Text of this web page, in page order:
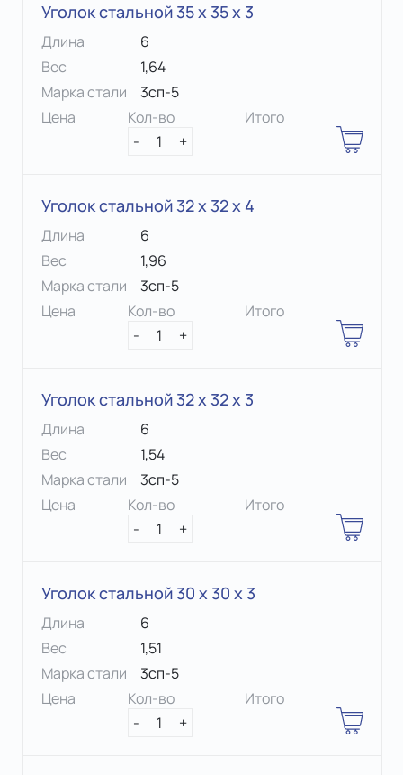
Уголок стальной 35 х 35 x 3
Длина
6
Вес
1,64
Марка стали
3сп-5
Цена
Кол-во
-
1 +
Итого
Уголок стальной 32 х 32 x 4
Длина
6
Вес
1,96
Марка стали
3сп-5
Цена
Кол-во
-
1 +
Итого
Уголок стальной 32 х 32 x 3
Длина
6
Вес
1,54
Марка стали
3сп-5
Цена
Кол-во
-
1 +
Итого
Уголок стальной 30 х 30 x 3
Длина
6
Вес
1,51
Марка стали
3сп-5
Цена
Кол-во
-
1 +
Итого